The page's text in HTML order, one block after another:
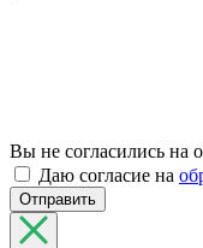
Вы не согласились на
Даю согласие на
Отправить